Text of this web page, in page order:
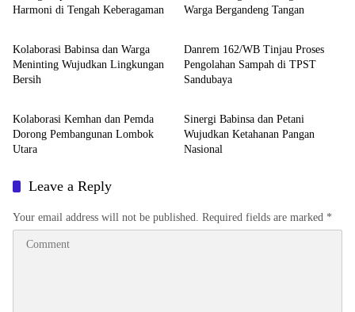
Harmoni di Tengah Keberagaman
Warga Bergandeng Tangan
Bali Nusra
Kolaborasi Babinsa dan Warga
Meninting Wujudkan Lingkungan
Bersih
Bali Nusra
Danrem 162/WB Tinjau Proses
Pengolahan Sampah di TPST
Sandubaya
Bali Nusra
Kolaborasi Kemhan dan Pemda
Dorong Pembangunan Lombok
Utara
Bakti Sosial
Sinergi Babinsa dan Petani
Wujudkan Ketahanan Pangan
Nasional
Leave a Reply
Your email address will not be published. Required fields are marked *